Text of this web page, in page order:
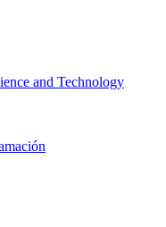
and Technology